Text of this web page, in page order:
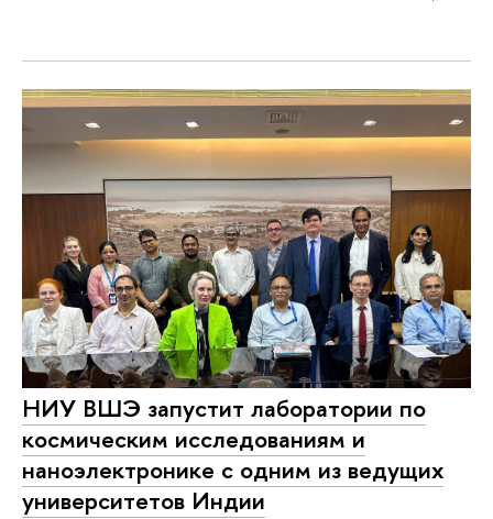
НИУ ВШЭ запустит лаборатории по
космическим исследованиям и
наноэлектронике с одним из ведущих
университетов Индии